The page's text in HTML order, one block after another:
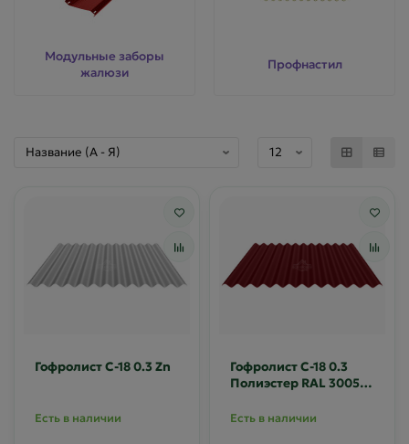
Модульные заборы
жалюзи
Профнастил
Гофролист С-18 0.3 Zn
Есть в наличии
Гофролист С-18 0.3
Полиэстер RAL 3005
Есть в наличии